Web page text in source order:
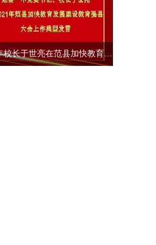
2021年校长于世亮在范县加快教育发展建设教育强县大会上作典型发言